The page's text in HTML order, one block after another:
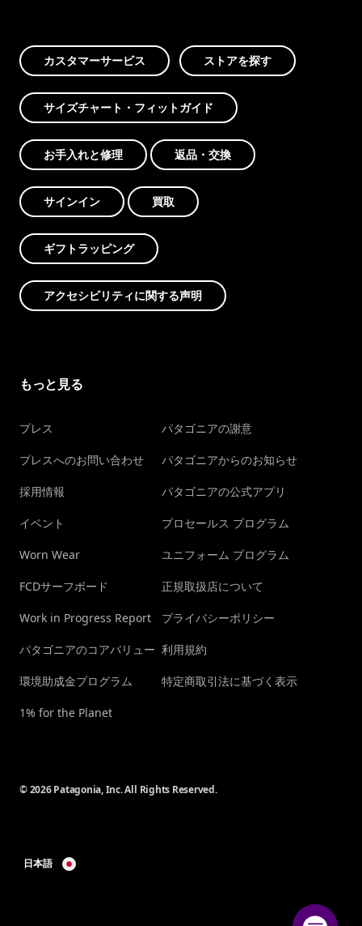
カスタマーサービス ストアを探す
サイズチャート・フィットガイド
お手入れと修理 返品・交換
サインイン 買取
ギフトラッピング
アクセシビリティに関する声明
もっと見る
プレス
プレスへのお問い合わせ
採用情報
イベント
Worn Wear
FCDサーフボード
Work in Progress Report
パタゴニアのコアバリュー
環境助成金プログラム
1% for the Planet
パタゴニアの謝意
パタゴニアからのお知らせ
パタゴニアの公式アプリ
プロセールス プログラム
ユニフォーム プログラム
正規取扱店について
プライバシーポリシー
利用規約
特定商取引法に基づく表示
© 2026 Patagonia, Inc. All Rights Reserved.
日本語